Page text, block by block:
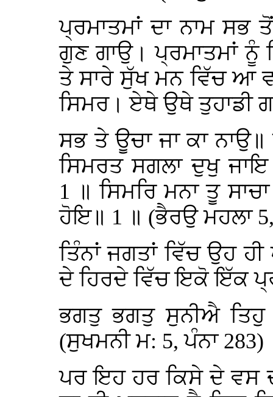
ਪ੍ਰਮਾਤਮਾਂ ਦਾ ਨਾਮ ਸਭ
ਗੁਣ ਗਾਉ। ਪ੍ਰਮਾਤਮਾਂ ਨੂੰ
ਤੇ ਸਾਰੇ ਸੁੱਖ ਮਨ ਵਿੱਚ ਆ
ਸਿਮਰ। ਏਥੇ ਉਥੇ ਤੁਹਾਡੀ
ਸਭ ਤੇ ਊਚਾ ਜਾ ਕਾ
ਸਿਮਰਤ ਸਗਲਾ ਦੁਖੁ
1 ॥ ਸਿਮਰਿ ਮਨਾ ਤੂ
ਹੋਇ॥ 1 ॥ (ਭੈਰਉ ਮਹਲਾ
ਤਿੰਨਾਂ ਜਗਤਾਂ ਵਿੱਚ ਉਹ
ਦੇ ਹਿਰਦੇ ਵਿੱਚ ਇਕੋ ਇੱਕ
ਭਗਤੁ ਭਗਤੁ ਸੁਨੀਐ
(ਸੁਖਮਨੀ ਮ: 5, ਪੰਨਾ 283)
ਪਰ ਇਹ ਹਰ ਕਿਸੇ ਦੇ ਵਸ